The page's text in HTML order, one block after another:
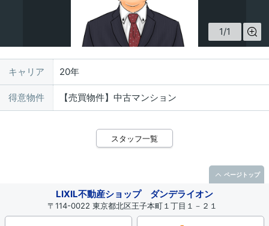
1/1
キャリア 20年
得意物件 【売買物件】中古マンション
スタッフ一覧
LIXIL不動産ショップ ダンデライオン
〒114-0022 東京都北区王子本町１丁目１－２１
ページトップ